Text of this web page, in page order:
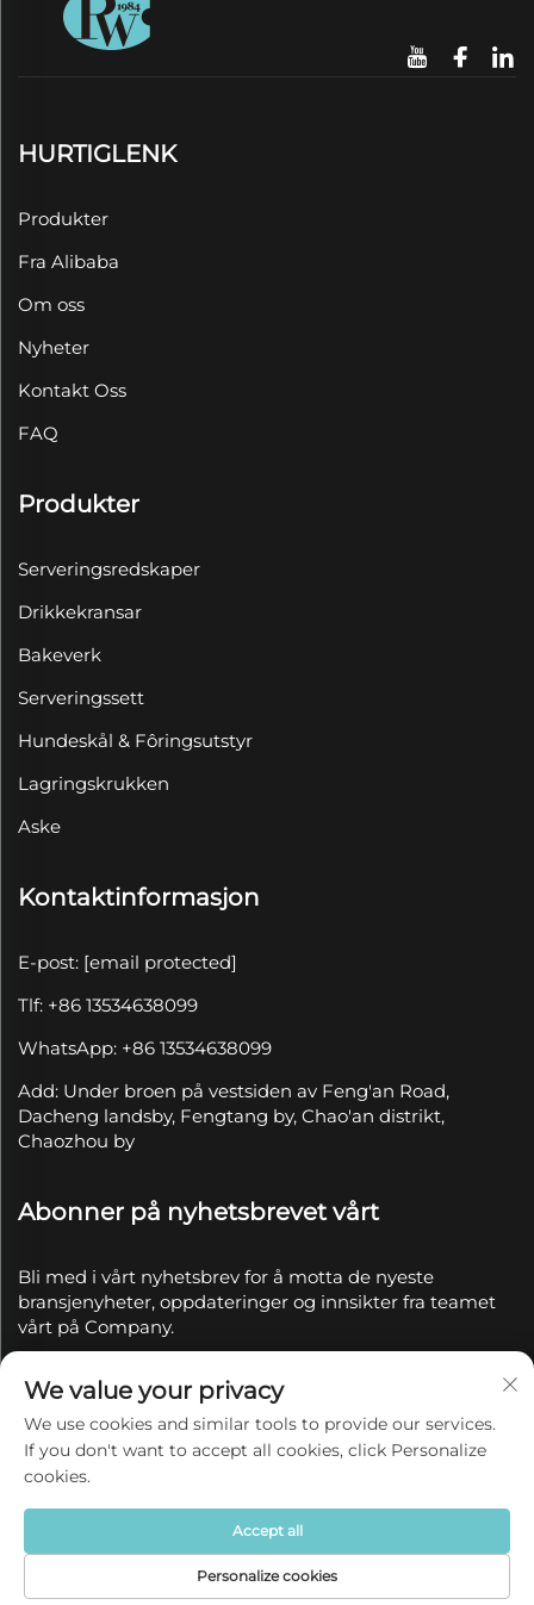
HURTIGLENK
Produkter
Fra Alibaba
Om oss
Nyheter
Kontakt Oss
FAQ
Produkter
Serveringsredskaper
Drikkekransar
Bakeverk
Serveringssett
Hundeskål & Fôringsutstyr
Lagringskrukken
Aske
Kontaktinformasjon
E-post: [email protected]
Tlf: +86 13534638099
WhatsApp: +86 13534638099
Add: Under broen på vestsiden av Feng'an Road,
Dacheng landsby, Fengtang by, Chao'an distrikt,
Chaozhou by
Abonner på nyhetsbrevet vårt
Bli med i vårt nyhetsbrev for å motta de nyeste
bransjenyheter, oppdateringer og innsikter fra teamet
vårt på Company.
Copyright © 2025 av Chaozhou Qianyue Ceramics Co.,
Ltd.
Personvernerklæring
We value your privacy
We use cookies and similar tools to provide our services.
If you don't want to accept all cookies, click Personalize
cookies.
Personalize cookies
Accept all